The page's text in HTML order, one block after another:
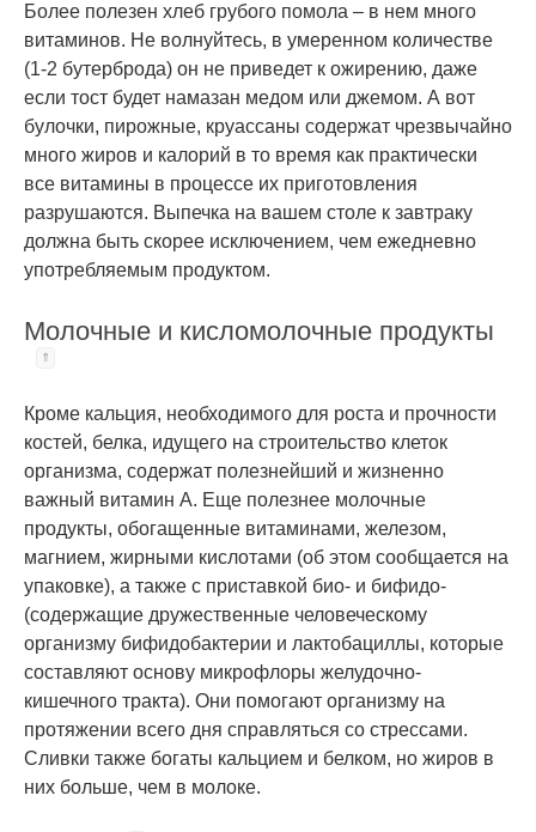
Более полезен хлеб грубого помола – в нем много
витаминов. Не волнуйтесь, в умеренном количестве
(1-2 бутерброда) он не приведет к ожирению, даже
если тост будет намазан медом или джемом. А вот
булочки, пирожные, круассаны содержат чрезвычайно
много жиров и калорий в то время как практически
все витамины в процессе их приготовления
разрушаются. Выпечка на вашем столе к завтраку
должна быть скорее исключением, чем ежедневно
употребляемым продуктом.
Молочные и кисломолочные продукты
Кроме кальция, необходимого для роста и прочности
костей, белка, идущего на строительство клеток
организма, содержат полезнейший и жизненно
важный витамин А. Еще полезнее молочные
продукты, обогащенные витаминами, железом,
магнием, жирными кислотами (об этом сообщается на
упаковке), а также с приставкой био- и бифидо-
(содержащие дружественные человеческому
организму бифидобактерии и лактобациллы, которые
составляют основу микрофлоры желудочно-
кишечного тракта). Они помогают организму на
протяжении всего дня справляться со стрессами.
Сливки также богаты кальцием и белком, но жиров в
них больше, чем в молоке.